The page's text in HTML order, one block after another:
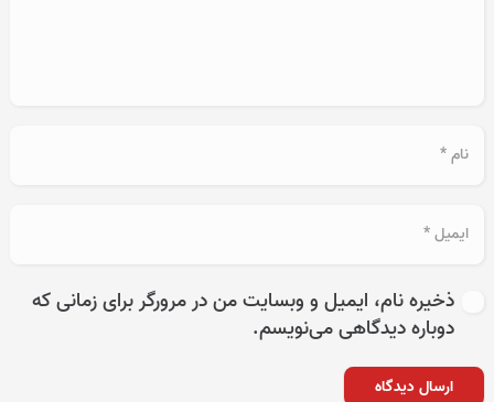
ذخیره نام، ایمیل و وبسایت من در مرورگر برای زمانی که
دوباره دیدگاهی می‌نویسم.
ارسال دیدگاه